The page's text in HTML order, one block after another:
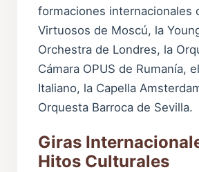
formaciones internacionales
Virtuosos de Moscú, la
Orchestra de Londres, la
Cámara OPUS de Rumanía,
Italiano, la Capella
Orquesta Barroca de Sevilla.
Giras
Hitos Culturales